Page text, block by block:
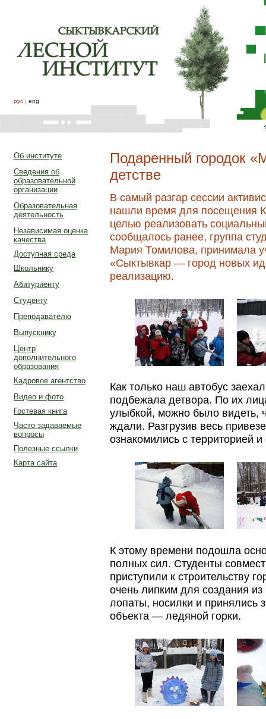
рус | eng
Об институте
Сведения об
образовательной
организации
Образовательная
деятельность
Независимая оценка
качества
Доступная среда
Школьнику
Абитуриенту
Студенту
Преподавателю
Выпускнику
Центр
дополнительного
образования
Кадровое агентство
Видео и фото
Гостевая книга
Часто задаваемые
вопросы
Полезные ссылки
Карта сайта
Подаренный городок
детстве
В самый разгар сессии
нашли время для посещения
целью реализовать
сообщалось ранее, группа
Мария Томилова, принимала
«Сыктывкар — город новых
реализацию.
Как только наш автобус
подбежала детвора. По их
улыбкой, можно было видеть,
ждали. Разгрузив весь
ознакомились с территорией
К этому времени подошла
полных сил. Студенты
приступили к строительству
очень липким для создания
лопаты, носилки и принялись
объекта — ледяной горки.